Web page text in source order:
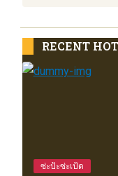
RECENT
ซ่ะป้ะซ่ะเป้ด